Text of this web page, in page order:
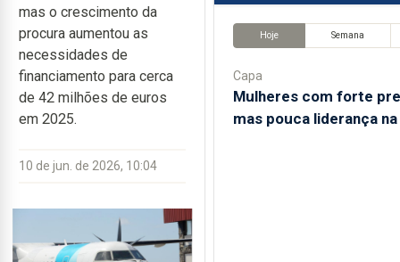
mas o crescimento da
procura aumentou as
necessidades de
financiamento para cerca
de 42 milhões de euros
em 2025.
10 de jun. de 2026, 10:04
Hoje Semana
Capa
Mulheres com forte
mas pouca liderança